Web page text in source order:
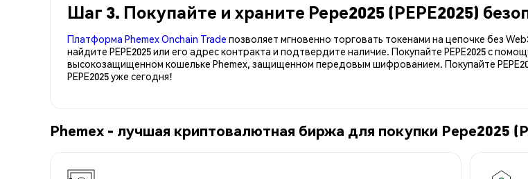
Шаг 3. Покупайте и храните Pepe2025 (PEPE2025)
Платформа Phemex Onchain Trade позволяет мгновенно торговать токенами на цепочке без
найдите PEPE2025 или его адрес контракта и подтвердите наличие. Покупайте PEPE2025 с
высокозащищенном кошельке Phemex, защищенном передовым шифрованием. Покупайте
PEPE2025 уже сегодня!
Phemex - лучшая криптовалютная биржа для покупки Pepe2025